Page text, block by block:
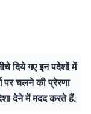
गए इन पदेशों में
पर चलने की प्रेरणा
देने में मदद करते हैं.